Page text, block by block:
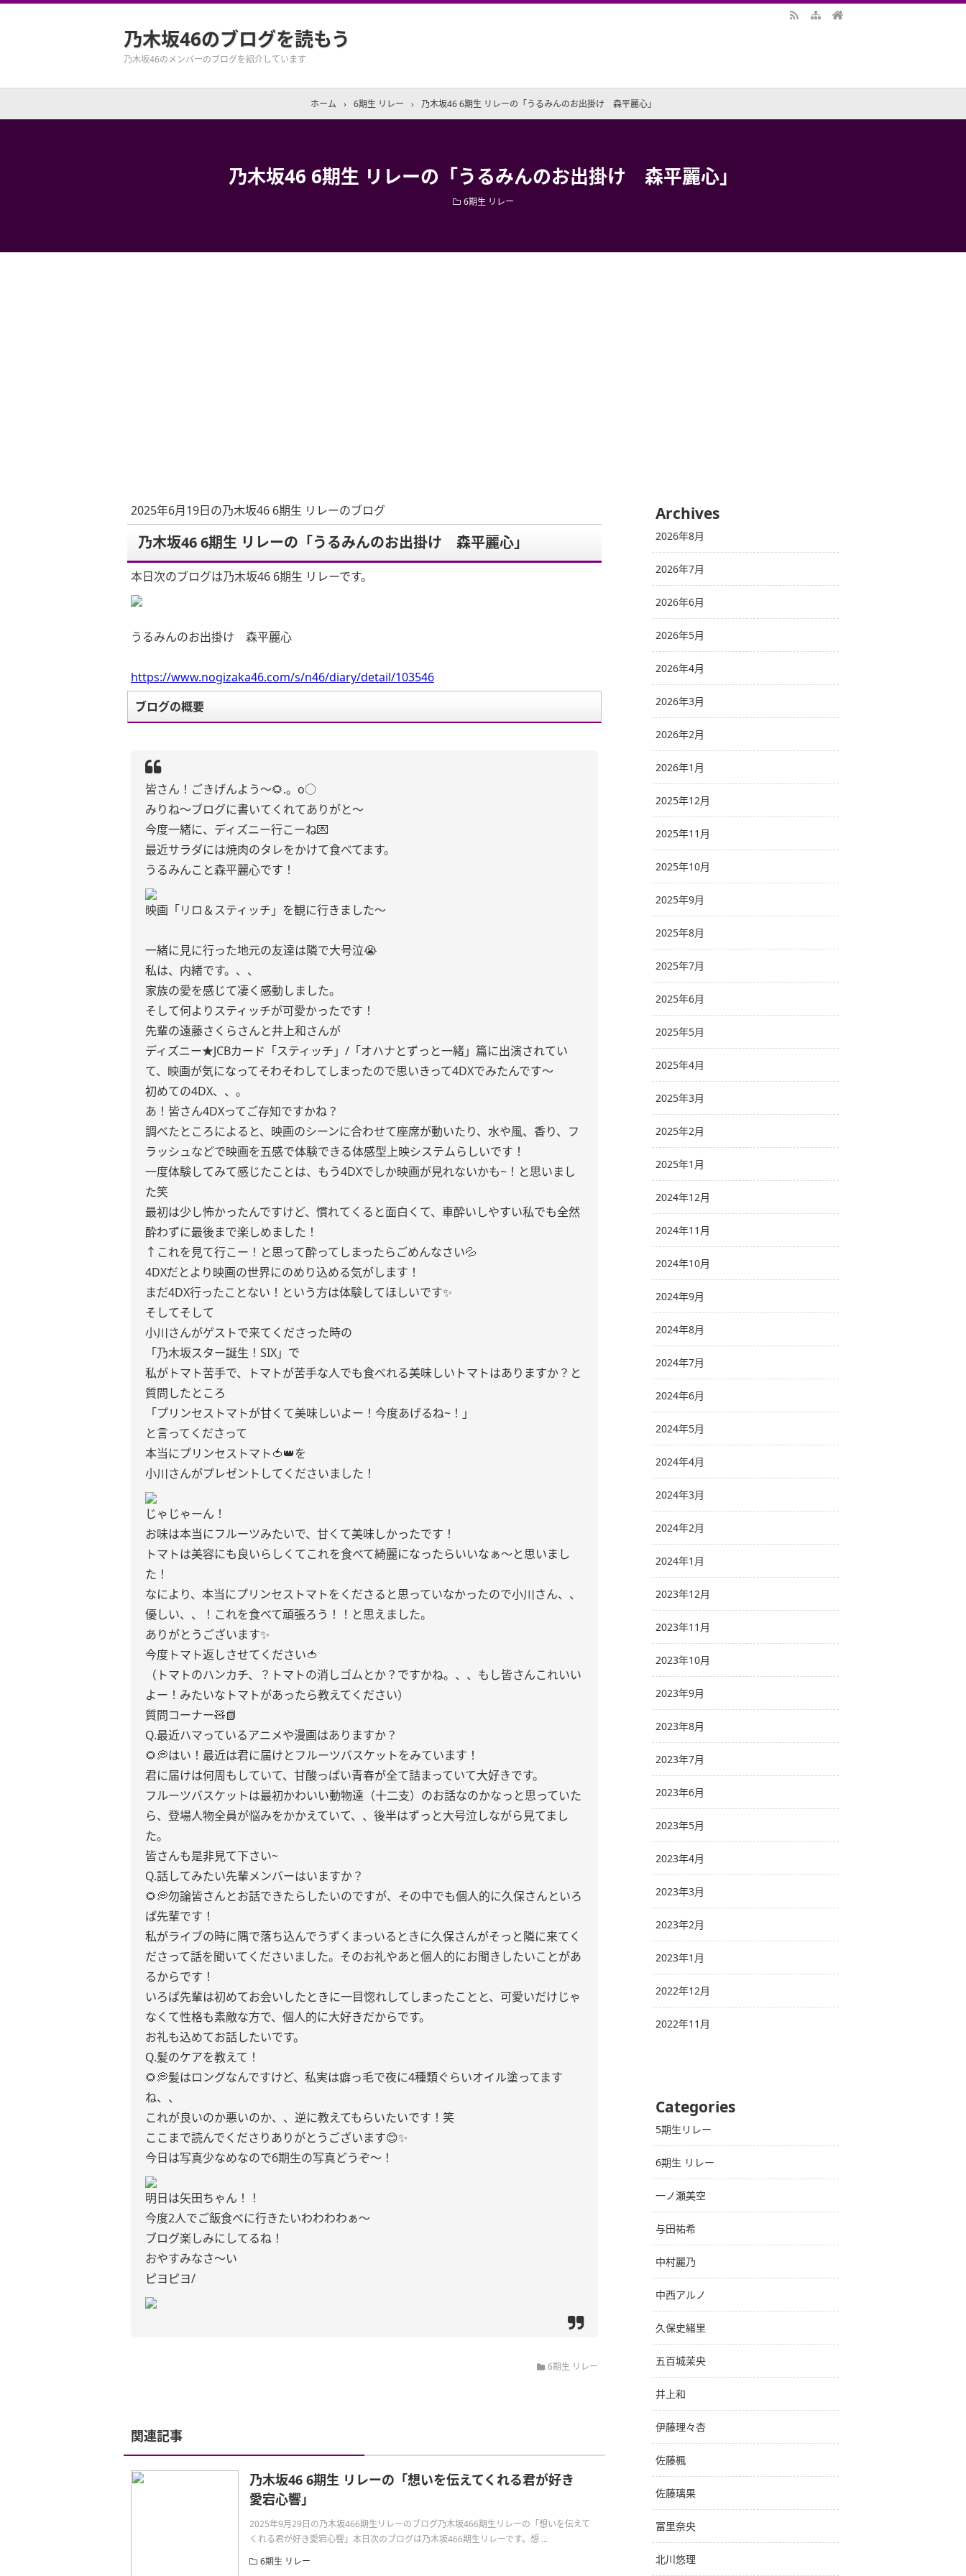
乃木坂46のブログを読もう
乃木坂46のメンバーのブログを紹介しています
ホーム › 6期生 リレー › 乃木坂46 6期生 リレーの「うるみんのお出掛け 森平麗心」
乃木坂46 6期生 リレーの「うるみんのお出掛け 森平麗心」
6期生 リレー
2025年6月19日の乃木坂46 6期生 リレーのブログ
乃木坂46 6期生 リレーの「うるみんのお出掛け 森平麗心」
本日次のブログは乃木坂46 6期生 リレーです。
うるみんのお出掛け 森平麗心
https://www.nogizaka46.com/s/n46/diary/detail/103546
ブログの概要
皆さん！ごきげんよう〜🌻.。o○
みりね〜ブログに書いてくれてありがと〜
今度一緒に、ディズニー行こーね💌
最近サラダには焼肉のタレをかけて食べてます。
うるみんこと森平麗心です！
映画「リロ＆スティッチ」を観に行きました〜
一緒に見に行った地元の友達は隣で大号泣😭
私は、内緒です。、、
家族の愛を感じて凄く感動しました。
そして何よりスティッチが可愛かったです！
先輩の遠藤さくらさんと井上和さんが
ディズニー★JCBカード「スティッチ」/「オハナとずっと一緒」篇に出演されてい
て、映画が気になってそわそわしてしまったので思いきって4DXでみたんです〜
初めての4DX、、。
あ！皆さん4DXってご存知ですかね？
調べたところによると、映画のシーンに合わせて座席が動いたり、水や風、香り、フ
ラッシュなどで映画を五感で体験できる体感型上映システムらしいです！
一度体験してみて感じたことは、もう4DXでしか映画が見れないかも~！と思いまし
た笑
最初は少し怖かったんですけど、慣れてくると面白くて、車酔いしやすい私でも全然
酔わずに最後まで楽しめました！
↑これを見て行こー！と思って酔ってしまったらごめんなさい💦
4DXだとより映画の世界にのめり込める気がします！
まだ4DX行ったことない！という方は体験してほしいです✨️
そしてそして
小川さんがゲストで来てくださった時の
「乃木坂スター誕生！SIX」で
私がトマト苦手で、トマトが苦手な人でも食べれる美味しいトマトはありますか？と
質問したところ
「プリンセストマトが甘くて美味しいよー！今度あげるね~！」
と言ってくださって
本当にプリンセストマト🍅👑を
小川さんがプレゼントしてくださいました！
じゃじゃーん！
お味は本当にフルーツみたいで、甘くて美味しかったです！
トマトは美容にも良いらしくてこれを食べて綺麗になったらいいなぁ〜と思いまし
た！
なにより、本当にプリンセストマトをくださると思っていなかったので小川さん、、
優しい、、！これを食べて頑張ろう！！と思えました。
ありがとうございます✨️
今度トマト返しさせてください🍅
（トマトのハンカチ、？トマトの消しゴムとか？ですかね。、、もし皆さんこれいい
よー！みたいなトマトがあったら教えてください）
質問コーナー🧸📗
Q.最近ハマっているアニメや漫画はありますか？
🌻💭はい！最近は君に届けとフルーツバスケットをみています！
君に届けは何周もしていて、甘酸っぱい青春が全て詰まっていて大好きです。
フルーツバスケットは最初かわいい動物達（十二支）のお話なのかなっと思っていた
ら、登場人物全員が悩みをかかえていて、、後半はずっと大号泣しながら見てまし
た。
皆さんも是非見て下さい~
Q.話してみたい先輩メンバーはいますか？
🌻💭勿論皆さんとお話できたらしたいのですが、その中でも個人的に久保さんといろ
ぱ先輩です！
私がライブの時に隅で落ち込んでうずくまっいるときに久保さんがそっと隣に来てく
ださって話を聞いてくださいました。そのお礼やあと個人的にお聞きしたいことがあ
るからです！
いろぱ先輩は初めてお会いしたときに一目惚れしてしまったことと、可愛いだけじゃ
なくて性格も素敵な方で、個人的に大好きだからです。
お礼も込めてお話したいです。
Q.髪のケアを教えて！
🌻💭髪はロングなんですけど、私実は癖っ毛で夜に4種類ぐらいオイル塗ってます
ね、、
これが良いのか悪いのか、、逆に教えてもらいたいです！笑
ここまで読んでくださりありがとうございます😊✨️
今日は写真少なめなので6期生の写真どうぞ～！
明日は矢田ちゃん！！
今度2人でご飯食べに行きたいわわわわぁ〜
ブログ楽しみにしてるね！
おやすみなさ～い
ピヨピヨ/
6期生 リレー
関連記事
乃木坂46 6期生 リレーの「想いを伝えてくれる君が好き
愛宕心響」
2025年9月29日の乃木坂466期生リレーのブログ乃木坂466期生リレーの「想いを伝えて
くれる君が好き愛宕心響」本日次のブログは乃木坂466期生リレーです。想 ...
6期生 リレー
Archives
2026年8月
2026年7月
2026年6月
2026年5月
2026年4月
2026年3月
2026年2月
2026年1月
2025年12月
2025年11月
2025年10月
2025年9月
2025年8月
2025年7月
2025年6月
2025年5月
2025年4月
2025年3月
2025年2月
2025年1月
2024年12月
2024年11月
2024年10月
2024年9月
2024年8月
2024年7月
2024年6月
2024年5月
2024年4月
2024年3月
2024年2月
2024年1月
2023年12月
2023年11月
2023年10月
2023年9月
2023年8月
2023年7月
2023年6月
2023年5月
2023年4月
2023年3月
2023年2月
2023年1月
2022年12月
2022年11月
Categories
5期生リレー
6期生 リレー
一ノ瀬美空
与田祐希
中村麗乃
中西アルノ
久保史緒里
五百城茉央
井上和
伊藤理々杏
佐藤楓
佐藤璃果
冨里奈央
北川悠理